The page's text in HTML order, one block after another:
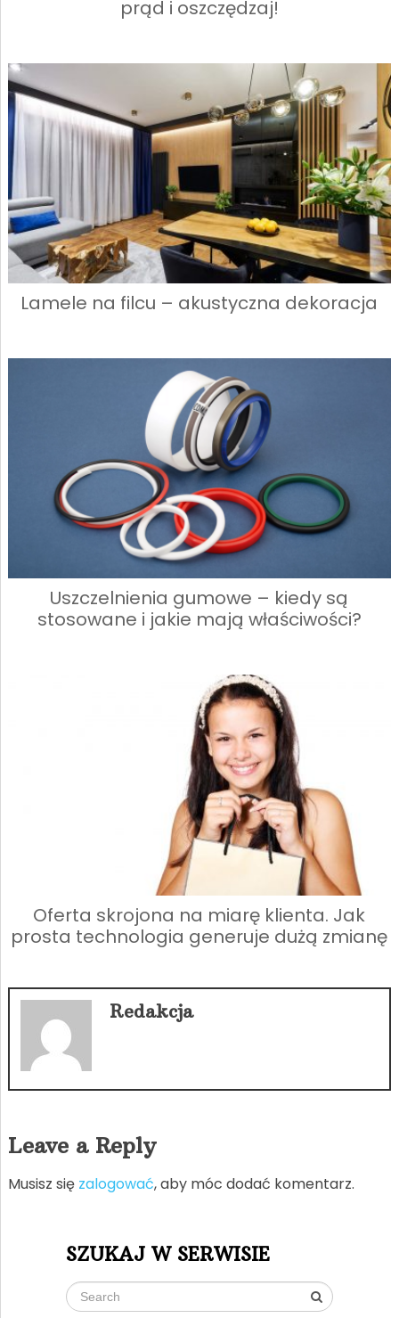
prąd i oszczędzaj!
Lamele na filcu – akustyczna dekoracja
Uszczelnienia gumowe – kiedy są
stosowane i jakie mają właściwości?
Oferta skrojona na miarę klienta. Jak
prosta technologia generuje dużą zmianę
Redakcja
Leave a Reply
Musisz się zalogować, aby móc dodać komentarz.
SZUKAJ W SERWISIE